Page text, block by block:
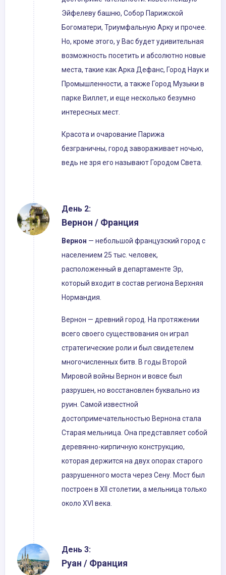
Эйфелеву башню, Собор Парижской
Богоматери, Триумфальную Арку и прочее.
Но, кроме этого, у Вас будет удивительная
возможность посетить и абсолютно новые
места, такие как Арка Дефанс, Город Наук и
Промышленности, а также Город Музыки в
парке Виллет, и еще несколько безумно
интересных мест.
Красота и очарование Парижа
безграничны, город завораживает ночью,
ведь не зря его называют Городом Света.
День 2:
Вернон / Франция
Вернон — небольшой французский город с
населением 25 тыс. человек,
расположенный в департаменте Эр,
который входит в состав региона Верхняя
Нормандия.
Вернон — древний город. На протяжении
всего своего существования он играл
стратегические роли и был свидетелем
многочисленных битв. В годы Второй
Мировой войны Вернон и вовсе был
разрушен, но восстановлен буквально из
руин. Самой известной
достопримечательностью Вернона стала
Старая мельница. Она представляет собой
деревянно-кирпичную конструкцию,
которая держится на двух опорах старого
разрушенного моста через Сену. Мост был
построен в XII столетии, а мельница только
около XVI века.
День 3:
Руан / Франция